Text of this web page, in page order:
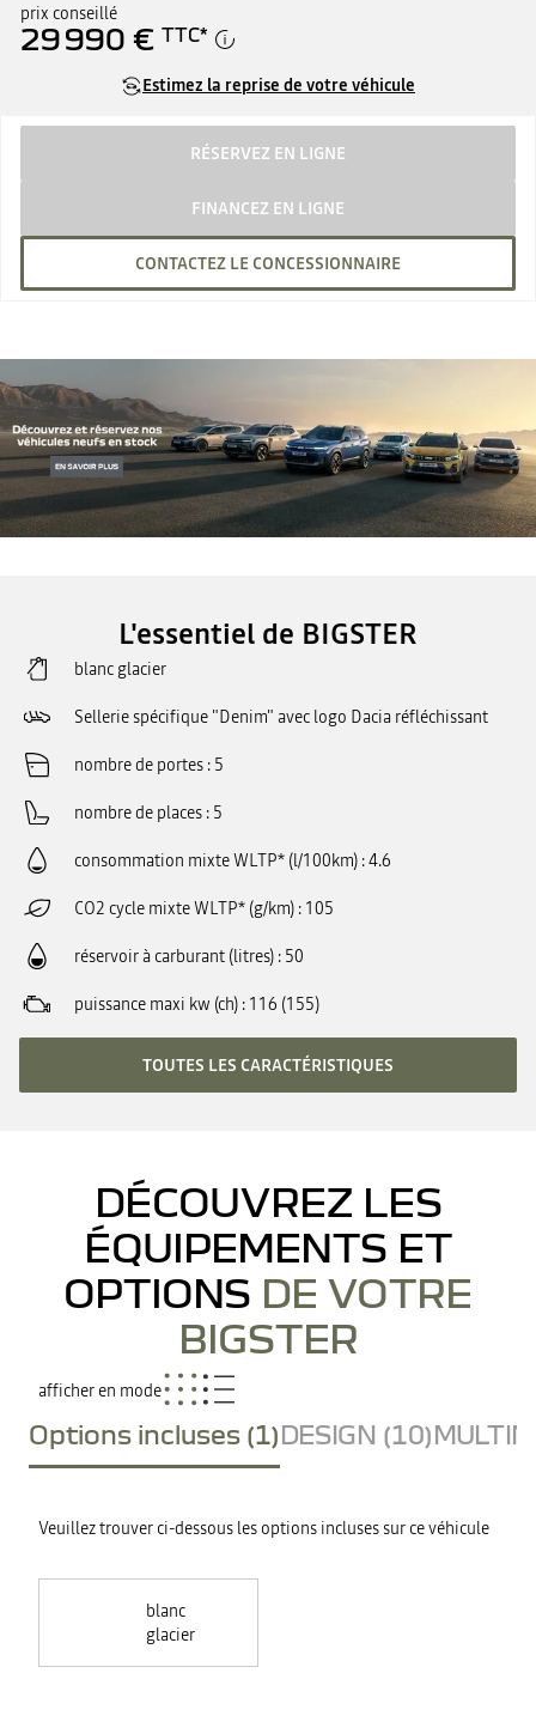
prix conseillé
29 990 € TTC*
Estimez la reprise de votre véhicule
RÉSERVEZ EN LIGNE
FINANCEZ EN LIGNE
CONTACTEZ LE CONCESSIONNAIRE
L'essentiel de BIGSTER
blanc glacier
Sellerie spécifique "Denim" avec logo Dacia réfléchissant
nombre de portes 5
nombre de places 5
consommation mixte WLTP* (l/100km) 4.6
CO2 cycle mixte WLTP* (g/km) 105
réservoir à carburant (litres) 50
puissance maxi kw (ch) 116 (155)
TOUTES LES CARACTÉRISTIQUES
DÉCOUVREZ LES
ÉQUIPEMENTS ET
OPTIONS DE VOTRE
BIGSTER
afficher en mode
Options incluses (1)DESIGN (10)
Veuillez trouver ci-dessous les options incluses sur ce véhicule
blanc
glacier